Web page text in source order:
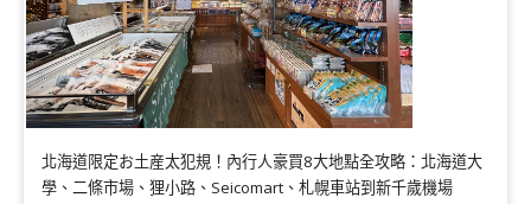
北海道限定お土産太犯規！內行人豪買8大地點全攻略：北海道大
學、二條市場、狸小路、Seicomart、札幌車站到新千歲機場